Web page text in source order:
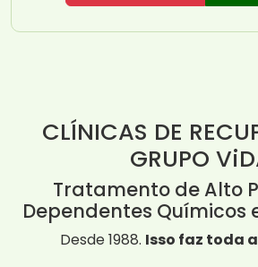
CLÍNICAS DE
GRUPO
Tratamento de Alto
Dependentes Químicos
Desde 1988. Isso faz toda